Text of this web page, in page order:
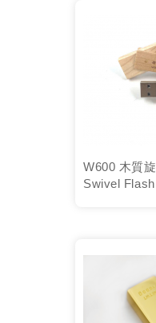
W600 木質
Swivel Flash